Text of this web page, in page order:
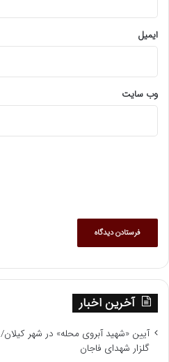
ایمیل
وب‌ سایت
آخرین اخبار
آیین «شهید آبروی محله» در شهر
گلزار شهدای فاجان